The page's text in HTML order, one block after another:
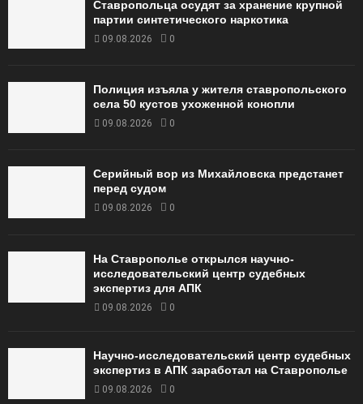
Ставропольца осудят за хранение крупной
партии синтетического наркотика
09.08.2026 0
Полиция изъяла у жителя ставропольского
села 50 кустов ухоженной конопли
09.08.2026 0
Серийный вор из Михайловска предстанет
перед судом
09.08.2026 0
На Ставрополье открылся научно-
исследовательский центр судебных
экспертиз для АПК
09.08.2026 0
Научно-исследовательский центр судебных
экспертиз в АПК заработал на Ставрополье
09.08.2026 0